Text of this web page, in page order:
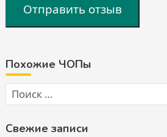
Отправить отзыв
Похожие ЧОПы
Свежие записи